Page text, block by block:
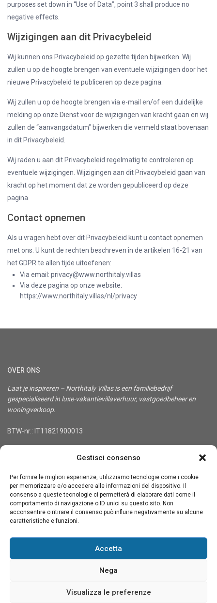
Gestisci consenso
Per fornire le migliori esperienze, utilizziamo tecnologie come i cookie
per memorizzare e/o accedere alle informazioni del dispositivo. Il
consenso a queste tecnologie ci permetterà di elaborare dati come il
comportamento di navigazione o ID unici su questo sito. Non
acconsentire o ritirare il consenso può influire negativamente su alcune
caratteristiche e funzioni.
Accetta
Nega
Visualizza le preferenze
purposes set down in “Use of Data”, point 3 shall produce no
negative effects.
Wijzigingen aan dit Privacybeleid
Wij kunnen ons Privacybeleid op gezette tijden bijwerken. Wij
zullen u op de hoogte brengen van eventuele wijzigingen door het
nieuwe Privacybeleid te publiceren op deze pagina.
Wij zullen u op de hoogte brengen via e-mail en/of een duidelijke
melding op onze Dienst voor de wijzigingen van kracht gaan en wij
zullen de “aanvangsdatum” bijwerken die vermeld staat bovenaan
in dit Privacybeleid.
Wij raden u aan dit Privacybeleid regelmatig te controleren op
eventuele wijzigingen. Wijzigingen aan dit Privacybeleid gaan van
kracht op het moment dat ze worden gepubliceerd op deze
pagina.
Contact opnemen
Als u vragen hebt over dit Privacybeleid kunt u contact opnemen
met ons. U kunt de rechten beschreven in de artikelen 16-21 van
het GDPR te allen tijde uitoefenen:
Via email: privacy@www.northitaly.villas
Via deze pagina op onze website:
https://www.northitaly.villas/nl/privacy
OVER ONS
Laat je inspireren – Northitaly Villas is een familiebedrijf
gespecialiseerd in luxe-vakantievillaverhuur, vastgoedbeheer en
woningverkoop.
BTW-nr.: IT11821900013
Tel. +39-3333848900
info@northitaly.villas
Social Links:
4,6★★★★★
★★★★★Lees onze Google-recensies